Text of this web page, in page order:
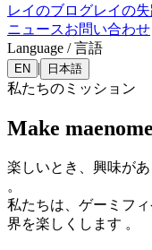
レイのブログレイの
ニュースお問い合わせ
Language / 言語
EN | 日本語
私たちのミッション
Make
楽しいとき、興味が
。
私たちは、ゲーミフ
界を楽しくします 。